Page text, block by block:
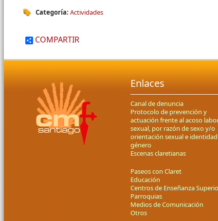
Categoría: Actividades
COMPARTIR
Enlaces
Canal de denuncia
Protocolo de prevención y
actuación frente al acoso
sexual, por razón de sexo y/o
orientación sexual e
género
Escenas claretianas
Paseos con Claret
Educación
Centros de Enseñanza
Parroquias
Medios de Comunicación
Otros